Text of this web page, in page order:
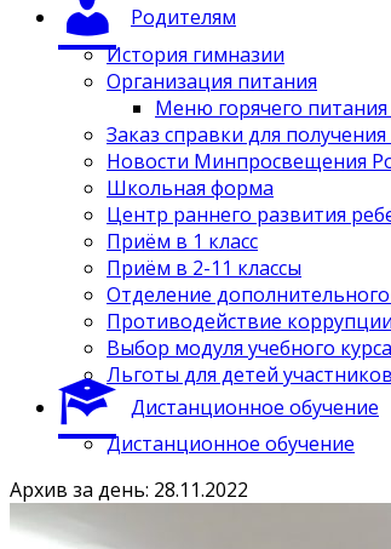
Родителям
История гимназии
Организация питания
Меню горячего питания
Заказ справки для
Новости Минпросвещения
Школьная форма
Центр раннего развития
Приём в 1 класс
Приём в 2-11 классы
Отделение
Противодействие коррупции
Выбор модуля учебного
Льготы для детей
Дистанционное обучение
Дистанционное обучение
Архив за день: 28.11.2022